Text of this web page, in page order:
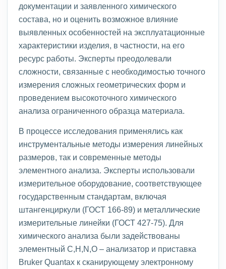
документации и заявленного химического
состава, но и оценить возможное влияние
выявленных особенностей на эксплуатационные
характеристики изделия, в частности, на его
ресурс работы. Эксперты преодолевали
сложности, связанные с необходимостью точного
измерения сложных геометрических форм и
проведением высокоточного химического
анализа ограниченного образца материала.
В процессе исследования применялись как
инструментальные методы измерения линейных
размеров, так и современные методы
элементного анализа. Эксперты использовали
измерительное оборудование, соответствующее
государственным стандартам, включая
штангенциркули (ГОСТ 166-89) и металлические
измерительные линейки (ГОСТ 427-75). Для
химического анализа были задействованы
элементный С,H,N,O – анализатор и приставка
Bruker Quantax к сканирующему электронному